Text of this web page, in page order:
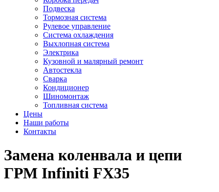
Подвеска
Тормозная система
Рулевое управление
Система охлаждения
Выхлопная система
Электрика
Кузовной и малярный ремонт
Автостекла
Сварка
Кондиционер
Шиномонтаж
Топливная система
Цены
Наши работы
Контакты
Замена коленвала и цепи
ГРМ Infiniti FX35